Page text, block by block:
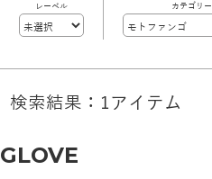
レーベル カテゴリー
検索結果：1アイテム
GLOVE